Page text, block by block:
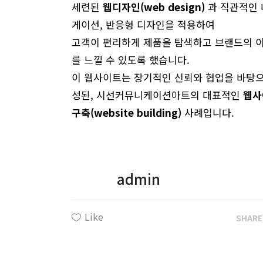
세련된 웹디자인(web design) 과 직관적인
게이션, 반응형 디자인을 적용하여
고객이 편리하게 제품을 탐색하고 브랜드의
를 느낄 수 있도록 했습니다.
이 웹사이트는 장기적인 신뢰와 협업을 바탕
성된, 시선커뮤니케이션아트의 대표적인 웹
구축(website building) 사례입니다.
admin
SHARE
Like